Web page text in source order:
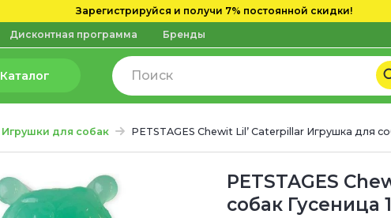
Зарегистрируйся и получи 7% постоянной скидки!
Дисконтная программа Бренды
Каталог
Игрушки для собак PETSTAGES Chewit Lil’ Caterpillar Игрушка для
PETSTAGES
собак Гусеница